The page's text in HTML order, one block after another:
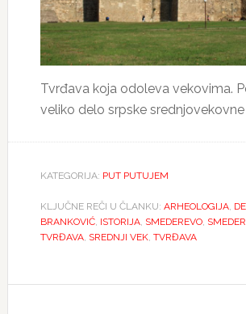
Tvrđava koja odoleva vekovima.
veliko delo srpske srednjovekovne
KATEGORIJA: PUT PUTUJEM
KLJUČNE REČI U ČLANKU: ARHEOLOGIJA,
BRANKOVIĆ, ISTORIJA, SMEDEREVO,
TVRĐAVA, SREDNJI VEK, TVRĐAVA